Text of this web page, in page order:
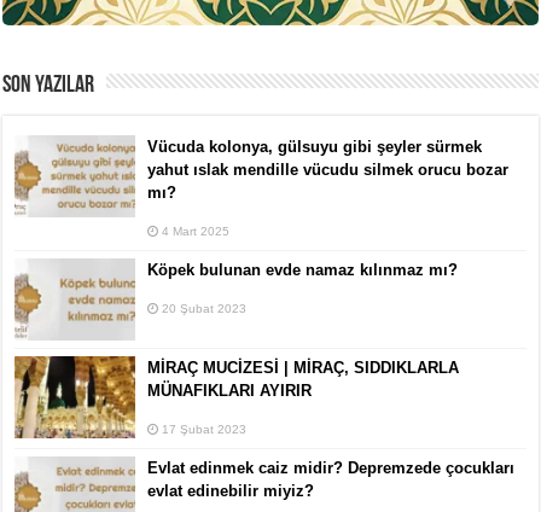
SON YAZILAR
Vücuda kolonya, gülsuyu gibi şeyler sürmek
yahut ıslak mendille vücudu silmek orucu bozar
mı?
4 Mart 2025
Köpek bulunan evde namaz kılınmaz mı?
20 Şubat 2023
MİRAÇ MUCİZESİ | MİRAÇ, SIDDIKLARLA
MÜNAFIKLARI AYIRIR
17 Şubat 2023
Evlat edinmek caiz midir? Depremzede çocukları
evlat edinebilir miyiz?